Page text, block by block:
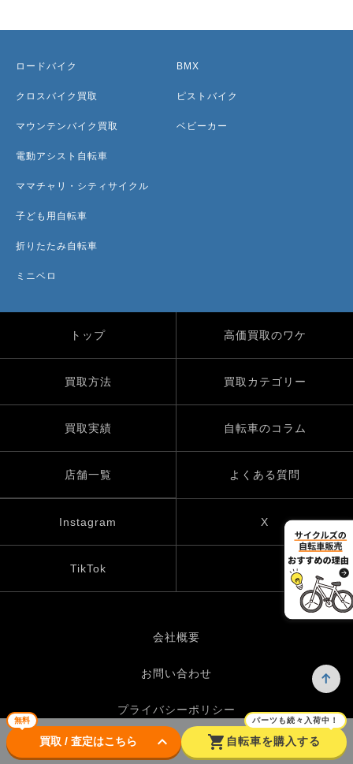
無料
買取 / 査定はこちら keyboard_arrow_down shopping_cart
パーツも続々入荷中！
自転車を購入する
ロードバイク
クロスバイク買取
マウンテンバイク買取
電動アシスト自転車
ママチャリ・シティサイクル
子ども用自転車
折りたたみ自転車
ミニベロ
BMX
ピストバイク
ベビーカー
トップ 高価買取のワケ
買取方法 買取カテゴリー
買取実績 自転車のコラム
店舗一覧 よくある質問
Instagram X
TikTok
会社概要
お問い合わせ
プライバシーポリシー